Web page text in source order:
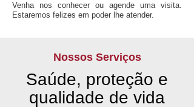
Venha nos conhecer ou agende uma visita.
Estaremos felizes em poder lhe atender.
Nossos Serviços
Saúde, proteção e
qualidade de vida